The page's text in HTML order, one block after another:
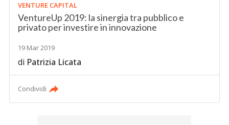
VENTURE CAPITAL
VentureUp 2019: la sinergia tra pubblico e
privato per investire in innovazione
19 Mar 2019
di Patrizia Licata
Condividi